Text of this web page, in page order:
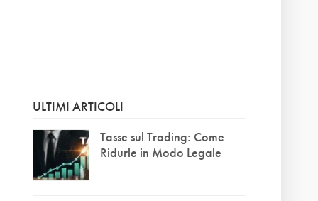
ULTIMI ARTICOLI
Tasse sul Trading: Come
Ridurle in Modo Legale